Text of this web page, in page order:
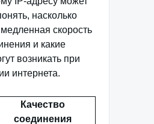
насколько
скорость
и какие
возникать при
интернета.
Качество
соединения